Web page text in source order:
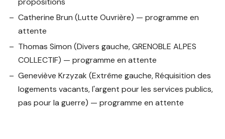
Catherine Brun (Lutte Ouvrière) — programme en
attente
Thomas Simon (Divers gauche, GRENOBLE ALPES
COLLECTIF) — programme en attente
Geneviève Krzyzak (Extrême gauche, Réquisition des
logements vacants, l'argent pour les services publics,
pas pour la guerre) — programme en attente